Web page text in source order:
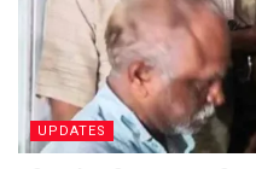
UPDATES